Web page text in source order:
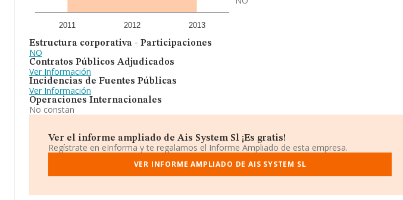
2011 2012 2013
Estructura corporativa - Participaciones
NO
Contratos Públicos Adjudicados
Ver Información
Incidencias de Fuentes Públicas
Ver Información
Operaciones Internacionales
No constan
Ver el informe ampliado de Ais System Sl ¡Es gratis!
Regístrate en eInforma y te regalamos el Informe Ampliado de esta empresa.
VER INFORME AMPLIADO DE AIS SYSTEM SL